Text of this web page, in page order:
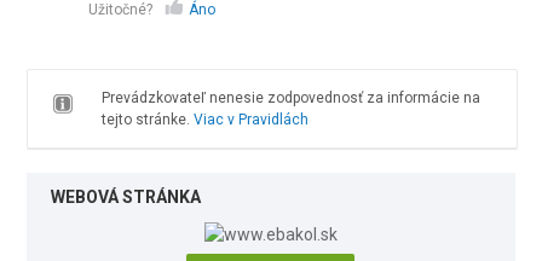
Užitočné? Áno
Prevádzkovateľ nenesie zodpovednosť za informácie na
tejto stránke. Viac v Pravidlách
WEBOVÁ STRÁNKA